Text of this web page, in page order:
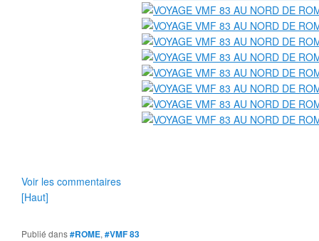
Voir les commentaires
[Haut]
Publié dans#ROME, #VMF 83